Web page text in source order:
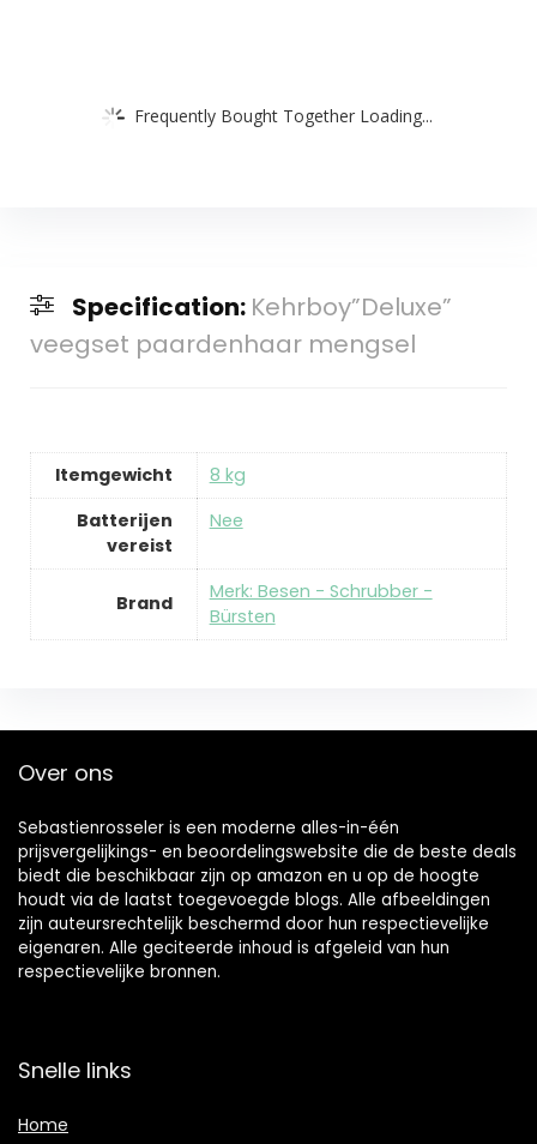
Frequently Bought Together Loading...
Specification: Kehrboy”Deluxe”
veegset paardenhaar mengsel
Itemgewicht
‎8 kg
Batterijen
vereist
‎Nee
Brand
Merk: Besen - Schrubber -
Bürsten
Over ons
Sebastienrosseler is een moderne alles-in-één
prijsvergelijkings- en beoordelingswebsite die de beste deals
biedt die beschikbaar zijn op amazon en u op de hoogte
houdt via de laatst toegevoegde blogs. Alle afbeeldingen
zijn auteursrechtelijk beschermd door hun respectievelijke
eigenaren. Alle geciteerde inhoud is afgeleid van hun
respectievelijke bronnen.
Snelle links
Home